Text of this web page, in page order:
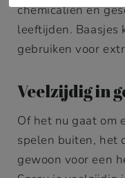
chemicaliën en
leeftijden. Baasjes
gebruiken voor
Veelzijdig in
Of het nu gaat om
spelen buiten, het
gewoon voor een